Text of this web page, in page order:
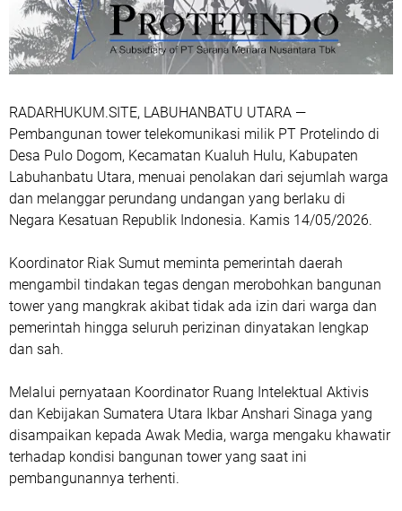
RADARHUKUM.SITE, LABUHANBATU UTARA —
Pembangunan tower telekomunikasi milik PT Protelindo di
Desa Pulo Dogom, Kecamatan Kualuh Hulu, Kabupaten
Labuhanbatu Utara, menuai penolakan dari sejumlah warga
dan melanggar perundang undangan yang berlaku di
Negara Kesatuan Republik Indonesia. Kamis 14/05/2026.
Koordinator Riak Sumut meminta pemerintah daerah
mengambil tindakan tegas dengan merobohkan bangunan
tower yang mangkrak akibat tidak ada izin dari warga dan
pemerintah hingga seluruh perizinan dinyatakan lengkap
dan sah.
Melalui pernyataan Koordinator Ruang Intelektual Aktivis
dan Kebijakan Sumatera Utara Ikbar Anshari Sinaga yang
disampaikan kepada Awak Media, warga mengaku khawatir
terhadap kondisi bangunan tower yang saat ini
pembangunannya terhenti.